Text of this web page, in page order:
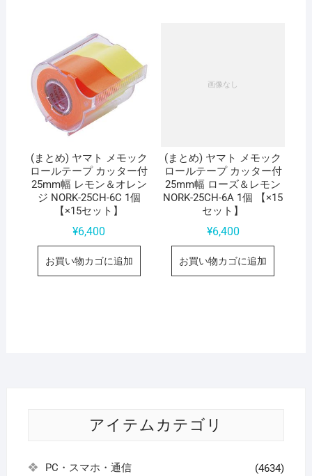
(まとめ) ヤマト メモック
ロールテープ カッター付
25mm幅 レモン＆オレン
ジ NORK-25CH-6C 1個
【×15セット】
¥6,400
お買い物カゴに追加
(まとめ) ヤマト メモック
ロールテープ カッター付
25mm幅 ローズ＆レモン
NORK-25CH-6A 1個 【×15
セット】
¥6,400
お買い物カゴに追加
アイテムカテゴリ
PC・スマホ・通信 (4634)